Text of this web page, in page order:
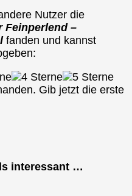
Nutzer die
Feinperlend –
fanden und kannst
Gib jetzt die erste
interessant …